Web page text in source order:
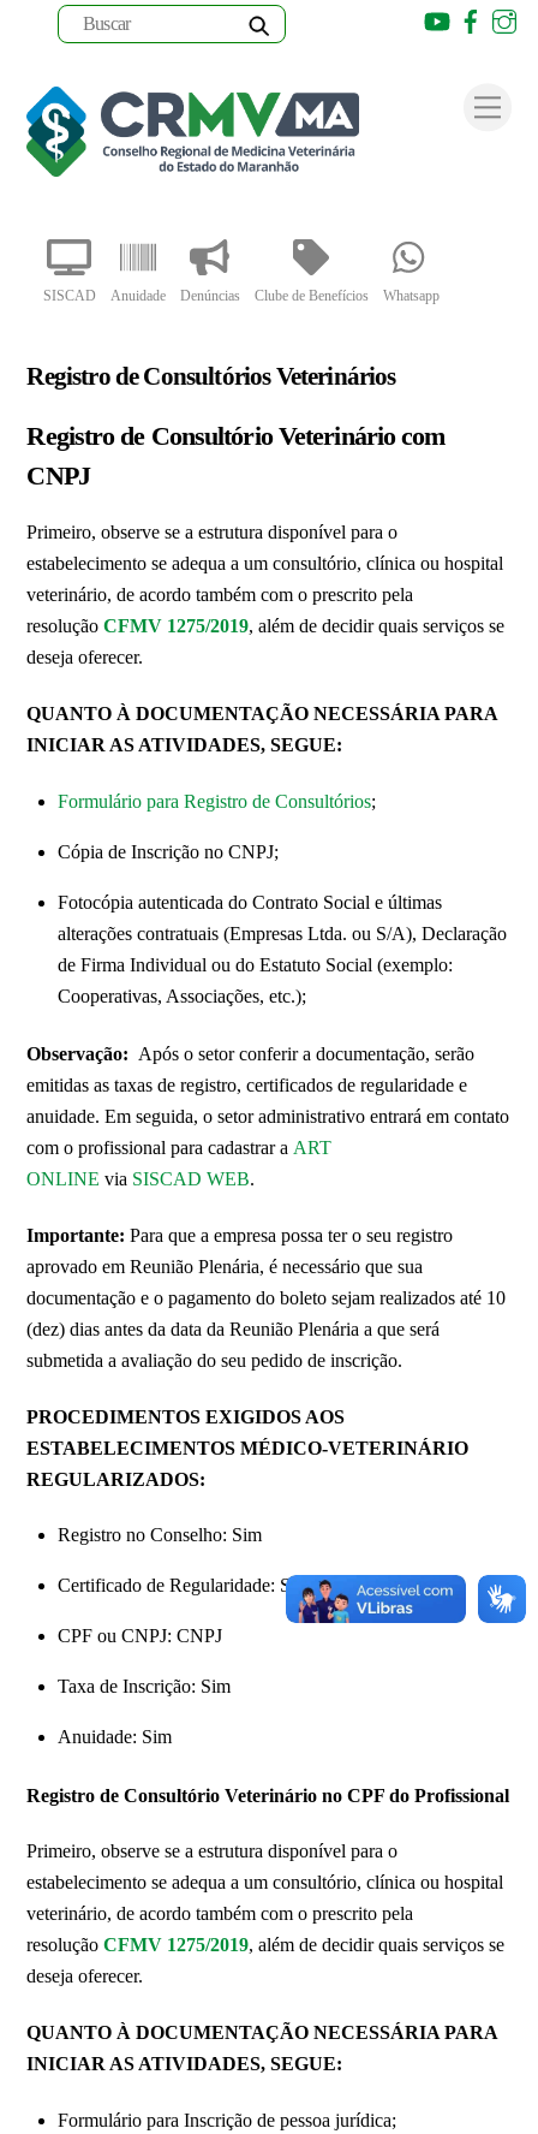
content
SISCAD Anuidade Denúncias Clube de Benefícios Whatsapp
Youtube
Registro de Consultórios Veterinários
Registro de Consultório Veterinário com
CNPJ
Primeiro, observe se a estrutura disponível para o
estabelecimento se adequa a um consultório, clínica ou hospital
veterinário, de acordo também com o prescrito pela
resoluçãoCFMV 1275/2019, além de decidir quais serviços se
deseja oferecer.
QUANTO À DOCUMENTAÇÃO NECESSÁRIA PARA
INICIAR AS ATIVIDADES, SEGUE:
Formulário para Registro de Consultórios;
Cópia de Inscrição no CNPJ;
Fotocópia autenticada do Contrato Social e últimas
alterações contratuais (Empresas Ltda. ou S/A), Declaração
de Firma Individual ou do Estatuto Social (exemplo:
Cooperativas, Associações, etc.);
Observação: Após o setor conferir a documentação, serão
emitidas as taxas de registro, certificados de regularidade e
anuidade. Em seguida, o setor administrativo entrará em contato
com o profissional para cadastrar a ART
ONLINE via SISCAD WEB.
Importante: Para que a empresa possa ter o seu registro
aprovado em Reunião Plenária, é necessário que sua
documentação e o pagamento do boleto sejam realizados até 10
(dez) dias antes da data da Reunião Plenária a que será
submetida a avaliação do seu pedido de inscrição.
PROCEDIMENTOS EXIGIDOS AOS
ESTABELECIMENTOS MÉDICO-VETERINÁRIO
REGULARIZADOS:
Registro no Conselho: Sim
Certificado de Regularidade: Sim
CPF ou CNPJ: CNPJ
Taxa de Inscrição: Sim
Anuidade: Sim
Registro de Consultório Veterinário no CPF do Profissional
Primeiro, observe se a estrutura disponível para o
estabelecimento se adequa a um consultório, clínica ou hospital
veterinário, de acordo também com o prescrito pela
resoluçãoCFMV 1275/2019, além de decidir quais serviços se
deseja oferecer.
QUANTO À DOCUMENTAÇÃO NECESSÁRIA PARA
INICIAR AS ATIVIDADES, SEGUE:
Formulário para Inscrição de pessoa jurídica;